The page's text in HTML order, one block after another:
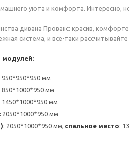
уюта и комфорта. Интересно,
дивана Прованс: красив,
система, и все-таки
модулей:
950*950*950 мм
850*1000*950 мм
1450*1000*950 мм
2050*1000*950 мм
: 2050*1000*950 мм, спальное место: